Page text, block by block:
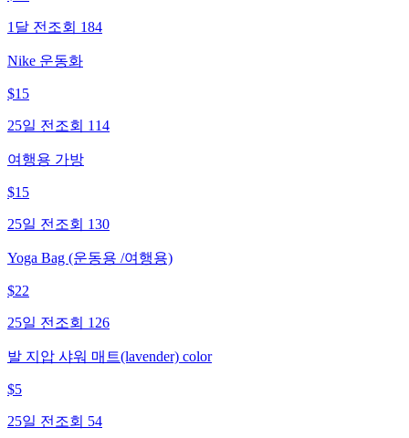
1달 전 조회 184
Nike 운동화
$15
25일 전 조회 114
여행용 가방
$15
25일 전 조회 130
Yoga Bag (운동용 /여행용)
$22
25일 전 조회 126
발 지압 샤워 매트(lavender) color
$5
25일 전 조회 54